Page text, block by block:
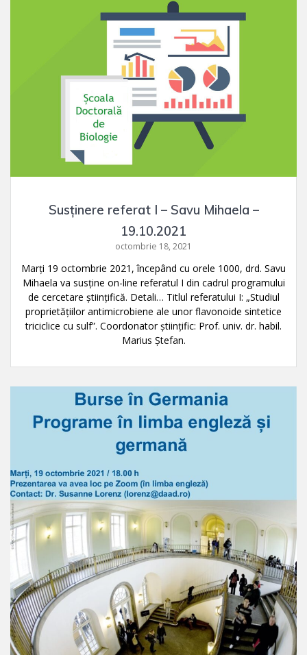
Susținere referat I – Savu Mihaela –
19.10.2021
octombrie 18, 2021
Marți 19 octombrie 2021, începând cu orele 1000, drd. Savu
Mihaela va susţine on-line referatul I din cadrul programului
de cercetare ştiinţifică. Detali… Titlul referatului I: „Studiul
proprietățiilor antimicrobiene ale unor flavonoide sintetice
triciclice cu sulf”. Coordonator ştiinţific: Prof. univ. dr. habil.
Marius Ștefan.